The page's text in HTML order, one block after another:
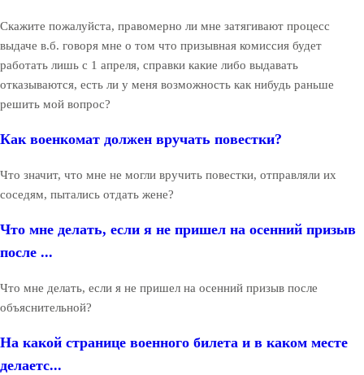
Скажите пожалуйста, правомерно ли мне затягивают процесс
выдаче в.б. говоря мне о том что призывная комиссия будет
работать лишь с 1 апреля, справки какие либо выдавать
отказываются, есть ли у меня возможность как нибудь раньше
решить мой вопрос?
Как военкомат должен вручать повестки?
Что значит, что мне не могли вручить повестки, отправляли их
соседям, пытались отдать жене?
Что мне делать, если я не пришел на осенний призыв
после ...
Что мне делать, если я не пришел на осенний призыв после
объяснительной?
На какой странице военного билета и в каком месте
делаетс...